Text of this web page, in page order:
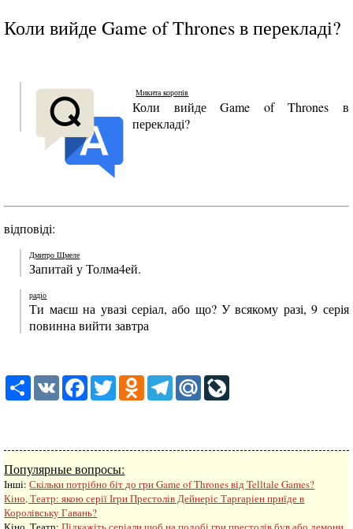
Коли вийде Game of Thrones в перекладі?
Микита коропів
Коли вийде Game of Thrones в
перекладі?
відповіді:
Дмитро Щмеле
Запитай у Толма4ей.
радіо
Ти маєш на увазі серіал, або що? У всякому разі, 9 серія
повинна вийти завтра
ShareVK FacebookTwitterOdnoklassniki
TelegramMail.Ru
Популярные вопросы:
Інші:Скільки потрібно біт до гри Game of Thrones від Telltale Games?
Кіно, Театр:якою серії Ігри Престолів Дейнеріс Таргаріен приїде в
Королівську Гавань?